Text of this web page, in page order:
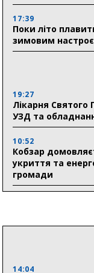
17:39
Поки літо
зимовим
19:27
Лікарня
УЗД та
10:52
Кобзар
укриття та
громади
Понад 8
14:04